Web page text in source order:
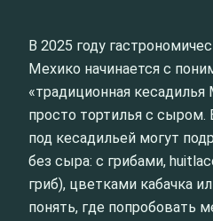
В 2025 году
Мехико начинается с
«традиционная
просто тортилья с
под кесадильей могут
без сыра: с грибами,
гриб), цветками кабачка
понять, где попробовать